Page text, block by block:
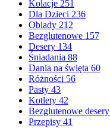
Kolacje 251
Dla Dzieci 236
Obiady 212
Bezglutenowe 157
Desery 134
Śniadania 88
Dania na święta 60
Różności 56
Pasty 43
Kotlety 42
Bezglutenowe desery
Przepisy 41